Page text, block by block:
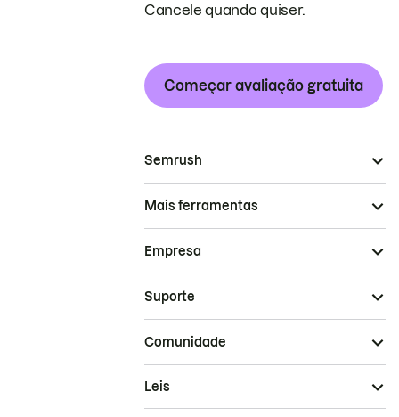
Cancele quando quiser.
Começar avaliação gratuita
Semrush
Mais ferramentas
Empresa
Suporte
Comunidade
Leis